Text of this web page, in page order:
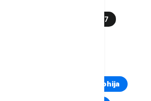
UBISTVO U RESTORANU 27
Kosovo i Metohija